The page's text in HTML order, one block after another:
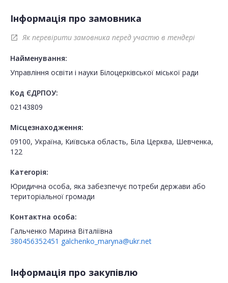
Інформація про замовника
open_in_new Як перевірити замовника перед участю в тендері
Найменування:
Управління освіти і науки Білоцерківської міської ради
Код ЄДРПОУ:
02143809
Місцезнаходження:
09100, Україна, Київська область, Біла Церква, Шевченка,
122
Категорія:
Юридична особа, яка забезпечує потреби держави або
територіальної громади
Контактна особа:
Гальченко Марина Віталіївна
380456352451 galchenko_maryna@ukr.net
Інформація про закупівлю